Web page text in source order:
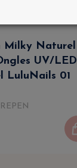
Milky Naturel
UV/LED
LuluNails 01